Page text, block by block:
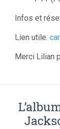
Infos et
Lien utile:
Merci Lilian